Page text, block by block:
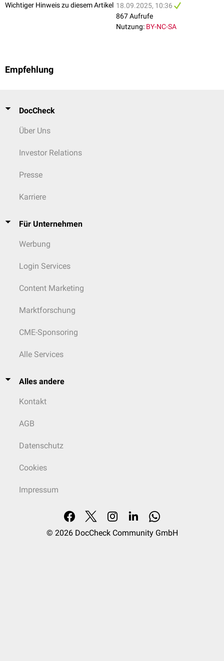
Wichtiger Hinweis zu diesem Artikel 18.09.2025, 10:36
867 Aufrufe
Nutzung: BY-NC-SA
Empfehlung
DocCheck
Über Uns
Investor Relations
Presse
Karriere
Für Unternehmen
Werbung
Login Services
Content Marketing
Marktforschung
CME-Sponsoring
Alle Services
Alles andere
Kontakt
AGB
Datenschutz
Cookies
Impressum
© 2026 DocCheck Community GmbH